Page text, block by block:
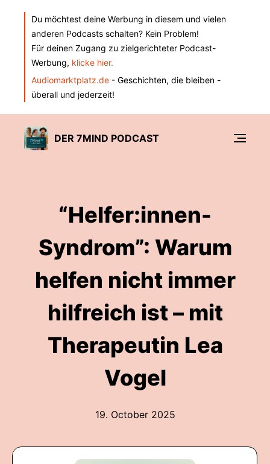
Du möchtest deine Werbung in diesem und vielen
anderen Podcasts schalten? Kein Problem!
Für deinen Zugang zu zielgerichteter Podcast-
Werbung, klicke hier.
Audiomarktplatz.de - Geschichten, die bleiben -
überall und jederzeit!
DER 7MIND PODCAST
“Helfer:innen-
Syndrom”: Warum
helfen nicht immer
hilfreich ist – mit
Therapeutin Lea
Vogel
19. October 2025